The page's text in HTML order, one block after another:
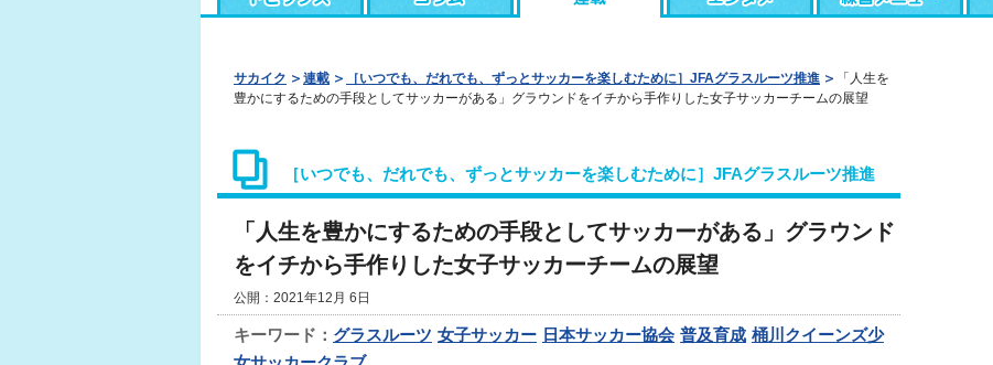
サカイク 連載 ［いつでも、だれでも、ずっとサッカーを楽しむために］JFAグラスルーツ推進
「人生を
豊かにするための手段としてサッカーがある」グラウンドをイチから手作りした女子サッカーチームの展望
［いつでも、だれでも、ずっとサッカーを楽しむために］JFAグラスルーツ推進
「人生を豊かにするための手段としてサッカーがある」グラウンド
をイチから手作りした女子サッカーチームの展望
公開：2021年12月 6日
キーワード： グラスルーツ 女子サッカー 日本サッカー協会 普及育成 桶川クイーンズ少